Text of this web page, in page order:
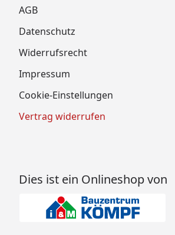
AGB
Datenschutz
Widerrufsrecht
Impressum
Cookie-Einstellungen
Vertrag widerrufen
Dies ist ein Onlineshop von